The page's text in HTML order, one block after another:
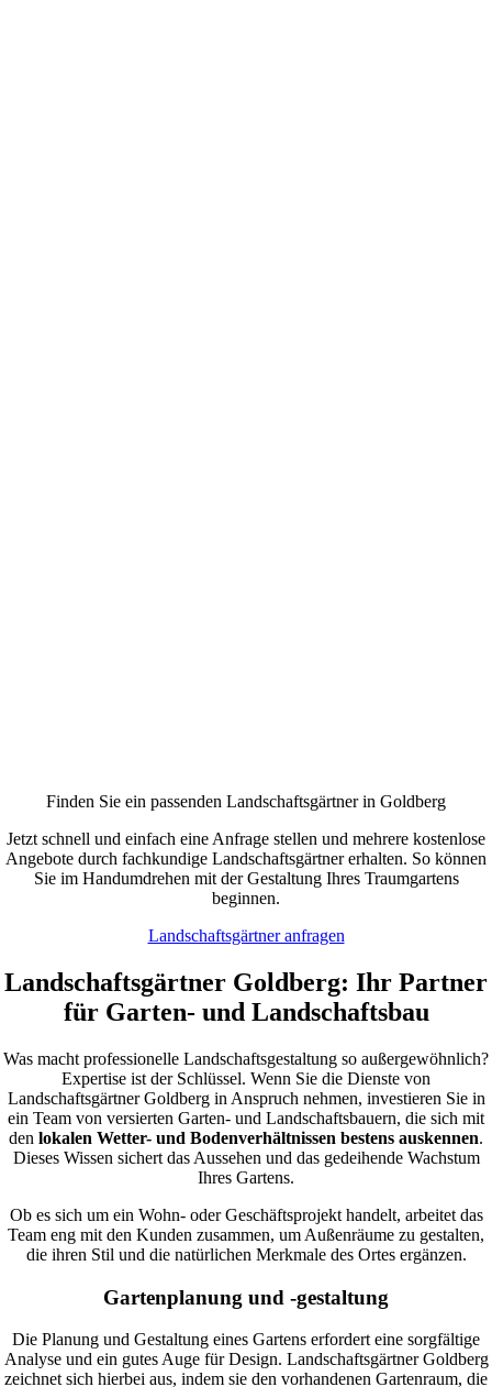
Finden Sie ein passenden Landschaftsgärtner in Goldberg
Jetzt schnell und einfach eine Anfrage stellen und mehrere kostenlose
Angebote durch fachkundige Landschaftsgärtner erhalten. So können
Sie im Handumdrehen mit der Gestaltung Ihres Traumgartens
beginnen.
Landschaftsgärtner anfragen
Landschaftsgärtner Goldberg: Ihr Partner
für Garten- und Landschaftsbau
Was macht professionelle Landschaftsgestaltung so außergewöhnlich?
Expertise ist der Schlüssel. Wenn Sie die Dienste von
Landschaftsgärtner Goldberg in Anspruch nehmen, investieren Sie in
ein Team von versierten Garten- und Landschaftsbauern, die sich mit
den lokalen Wetter- und Bodenverhältnissen bestens auskennen.
Dieses Wissen sichert das Aussehen und das gedeihende Wachstum
Ihres Gartens.
Ob es sich um ein Wohn- oder Geschäftsprojekt handelt, arbeitet das
Team eng mit den Kunden zusammen, um Außenräume zu gestalten,
die ihren Stil und die natürlichen Merkmale des Ortes ergänzen.
Gartenplanung und -gestaltung
Die Planung und Gestaltung eines Gartens erfordert eine sorgfältige
Analyse und ein gutes Auge für Design. Landschaftsgärtner Goldberg
zeichnet sich hierbei aus, indem sie den vorhandenen Gartenraum, die